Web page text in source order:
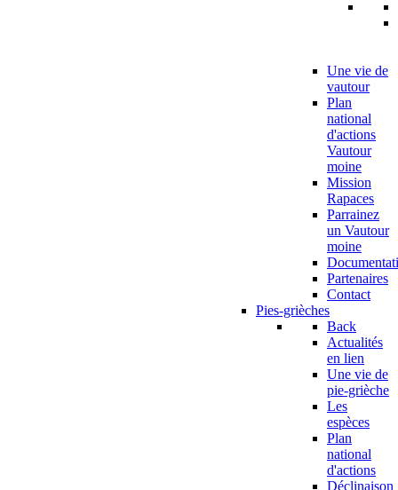
Une vie de
vautour
Plan
national
d'actions
Vautour
moine
Mission
Rapaces
Parrainez
un Vautour
moine
Partenaires
Contact
Pies-grièches
Back
Actualités
en lien
Une vie de
pie-grièche
Les
espèces
Plan
national
d'actions
Déclinaison